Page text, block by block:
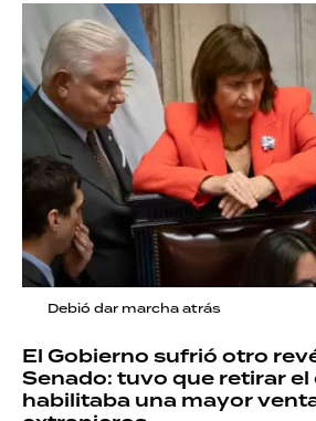
Debió dar marcha atrás
El Gobierno sufrió otro
Senado: tuvo que retirar
habilitaba una mayor